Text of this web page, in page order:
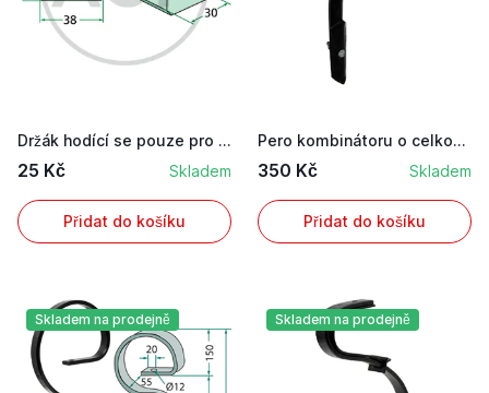
Držák hodící se pouze pro 18010.HS-E1, 18010.HS...
25 Kč Skladem
Přidat do košíku
Pero kombinátoru o celkové délce 390 mm pro Kon...
350 Kč Skladem
Přidat do košíku
Skladem na prodejně Skladem na prodejně